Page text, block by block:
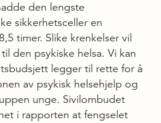
den lengste
sikkerhetsceller en
timer. Slike krenkelser vil
den psykiske helsa. Vi kan
legger til rette for å
av psykisk helsehjelp og
unge. Sivilombudet
i rapporten at fengselet